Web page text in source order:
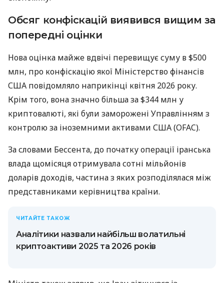
Обсяг конфіскацій виявився вищим за
попередні оцінки
Нова оцінка майже вдвічі перевищує суму в $500
млн, про конфіскацію якої Міністерство фінансів
США повідомляло наприкінці квітня 2026 року.
Крім того, вона значно більша за $344 млн у
криптовалюті, які були заморожені Управлінням з
контролю за іноземними активами США (OFAC).
За словами Бессента, до початку операції іранська
влада щомісяця отримувала сотні мільйонів
доларів доходів, частина з яких розподілялася між
представниками керівництва країни.
ЧИТАЙТЕ ТАКОЖ
Аналітики назвали найбільш волатильні
криптоактиви 2025 та 2026 років